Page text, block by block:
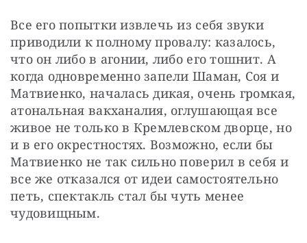
Все его попытки извлечь из себя звуки
приводили к полному провалу: казалось,
что он либо в агонии, либо его тошнит. А
когда одновременно запели Шаман, Соя и
Матвиенко, началась дикая, очень громкая,
атональная вакханалия, оглушающая все
живое не только в Кремлевском дворце, но
и в его окрестностях. Возможно, если бы
Матвиенко не так сильно поверил в себя и
все же отказался от идеи самостоятельно
петь, спектакль стал бы чуть менее
чудовищным.